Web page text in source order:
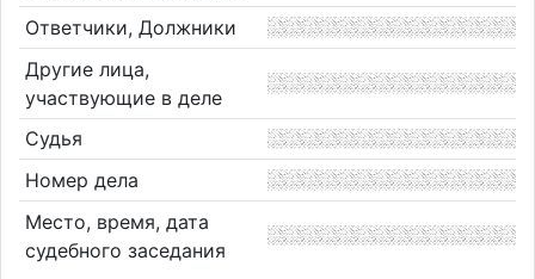
Ответчики, Должники
Другие лица,
участвующие в деле
Судья
Номер дела
Место, время, дата
судебного заседания